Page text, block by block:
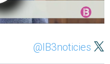
@IB3noticies